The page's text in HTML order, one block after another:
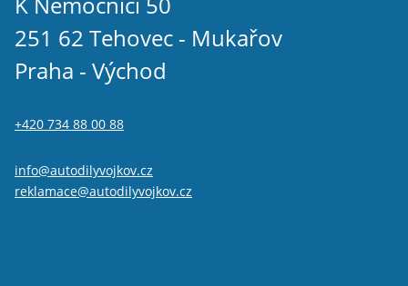
Renault Vel Satis
Renault Wind
Opel Movano (B) 2010 - 2021
251 62 Tehovec - Mukařov
Praha - Východ
+420 734 88 00 88
info@autodilyvojkov.cz
reklamace@autodilyvojkov.cz